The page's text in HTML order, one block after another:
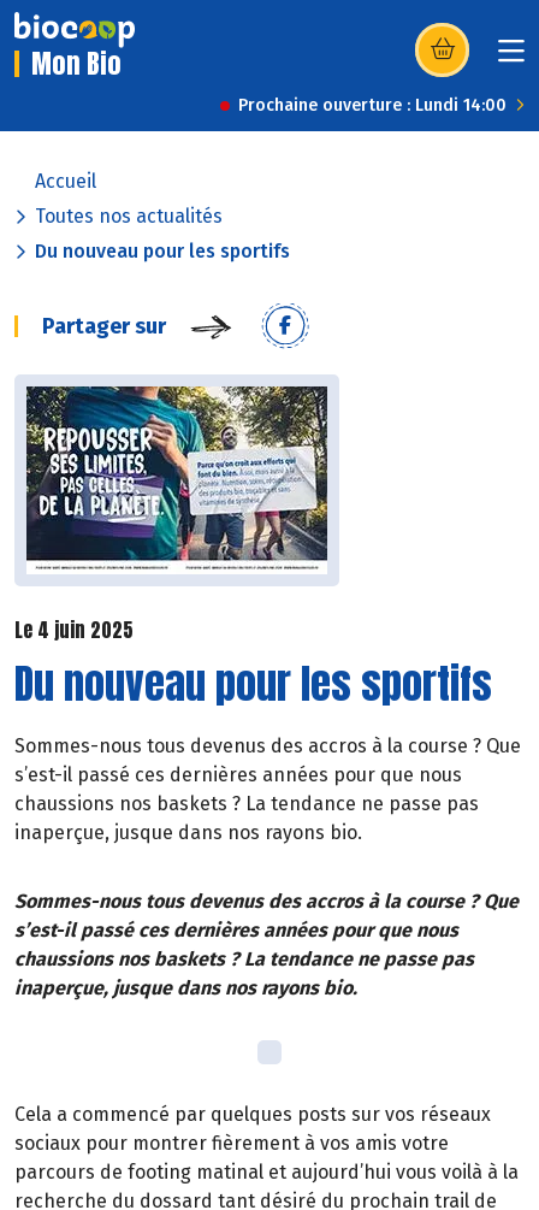
Mon Bio (s’ouvre dans
Prochaine ouverture : Lundi 14:00
Accueil
Toutes nos actualités
Du nouveau pour les sportifs
Partager sur
Le 4 juin 2025
Du nouveau pour les sportifs
Sommes-nous tous devenus des accros à la course ? Que
s’est-il passé ces dernières années pour que nous
chaussions nos baskets ? La tendance ne passe pas
inaperçue, jusque dans nos rayons bio.
Sommes-nous tous devenus des accros à la course ? Que
s’est-il passé ces dernières années pour que nous
chaussions nos baskets ? La tendance ne passe pas
inaperçue, jusque dans nos rayons bio.
Cela a commencé par quelques posts sur vos réseaux
sociaux pour montrer fièrement à vos amis votre
parcours de footing matinal et aujourd’hui vous voilà à la
recherche du dossard tant désiré du prochain trail de